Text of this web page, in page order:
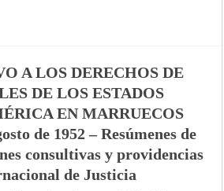
A LOS DERECHOS DE
DE LOS ESTADOS
EN MARRUECOS
de 1952 – Resúmenes de
consultivas y providencias
de Justicia